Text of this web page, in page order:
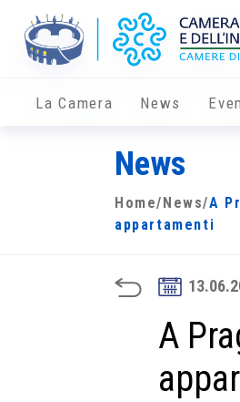
La Camera News
News
Home/ News/A
appartamenti
A